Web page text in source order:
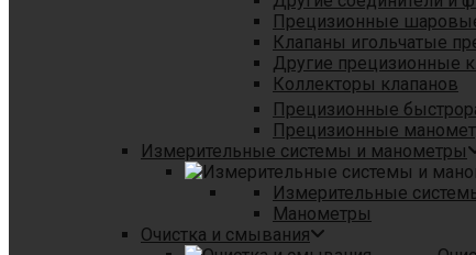
Прецизионные
Клапаны игольчатые
Другие прецизионные
Коллекторы клапанов
Прецизионные
Прецизионные
Измерительные системы и манометры
Измерительные
Манометры
Очистка и смывания